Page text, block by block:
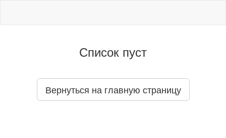
Список пуст
Вернуться на главную страницу